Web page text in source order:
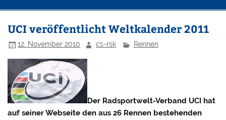
UCI veröffentlicht Weltkalender 2011
12. November 2010 cs-rsk Rennen
Der Radsportwelt-Verband UCI hat
auf seiner Webseite den aus 26 Rennen bestehenden